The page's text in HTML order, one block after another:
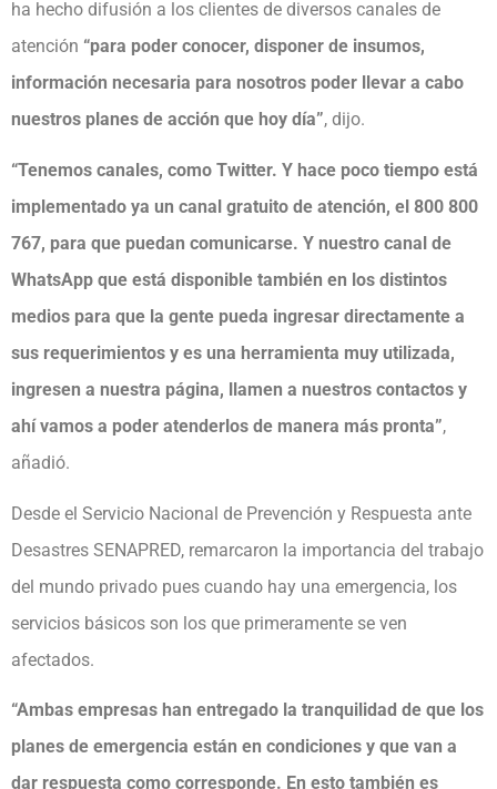
ha hecho difusión a los clientes de diversos canales de
atención “para poder conocer, disponer de insumos,
información necesaria para nosotros poder llevar a cabo
nuestros planes de acción que hoy día”, dijo.
“Tenemos canales, como Twitter. Y hace poco tiempo está
implementado ya un canal gratuito de atención, el 800 800
767, para que puedan comunicarse. Y nuestro canal de
WhatsApp que está disponible también en los distintos
medios para que la gente pueda ingresar directamente a
sus requerimientos y es una herramienta muy utilizada,
ingresen a nuestra página, llamen a nuestros contactos y
ahí vamos a poder atenderlos de manera más pronta”,
añadió.
Desde el Servicio Nacional de Prevención y Respuesta ante
Desastres SENAPRED, remarcaron la importancia del trabajo
del mundo privado pues cuando hay una emergencia, los
servicios básicos son los que primeramente se ven
afectados.
“Ambas empresas han entregado la tranquilidad de que los
planes de emergencia están en condiciones y que van a
dar respuesta como corresponde. En esto también es